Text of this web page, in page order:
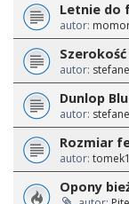
Letnie do
autor:
autor:
Dunlop
autor:
Rozmiar
autor:
Opony